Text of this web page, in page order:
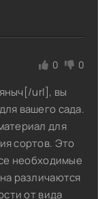
0 0
url], вы
вашего сада.
для
сортов. Это
необходимые
различаются
от вида